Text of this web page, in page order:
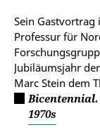
Sein
Professur für
Jubiläumsjahr
Marc Stein dem
1970s